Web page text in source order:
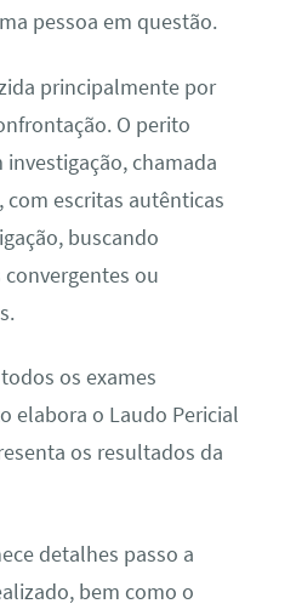
pessoa em questão.
principalmente por
O perito
chamada
com escritas autênticas
buscando
ou
os exames
elabora o Laudo Pericial
os resultados da
detalhes passo a
bem como o